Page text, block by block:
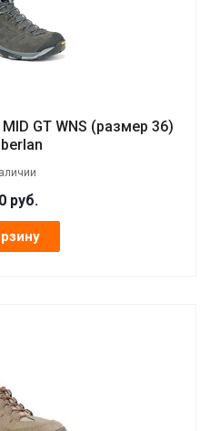
GT WNS (размер 36)
руб.